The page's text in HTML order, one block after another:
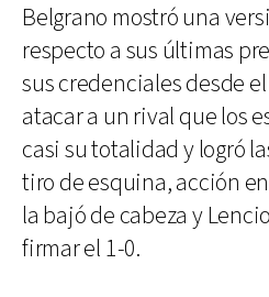
Belgrano mostró una
respecto a sus últimas
sus credenciales desde
atacar a un rival que los
casi su totalidad y logró
tiro de esquina, acción
la bajó de cabeza y
firmar el 1-0.